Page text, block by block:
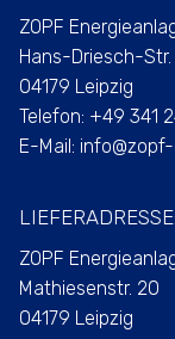
ZOPF
Hans-Driesch-Str.
04179 Leipzig
Telefon: +49 341
E-Mail:
LIEFERADRESSE:
ZOPF
Mathiesenstr. 20
04179 Leipzig